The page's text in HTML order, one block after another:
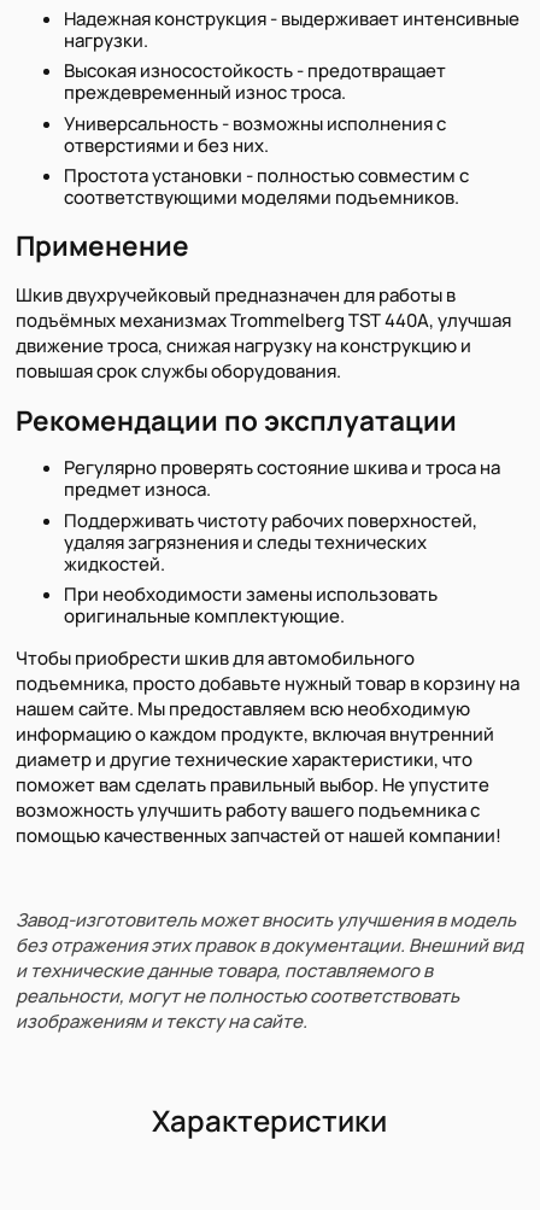
Надежная конструкция - выдерживает интенсивные
нагрузки.
Высокая износостойкость - предотвращает
преждевременный износ троса.
Универсальность - возможны исполнения с
отверстиями и без них.
Простота установки - полностью совместим с
соответствующими моделями подъемников.
Применение
Шкив двухручейковый предназначен для работы в
подъёмных механизмах Trommelberg TST 440A, улучшая
движение троса, снижая нагрузку на конструкцию и
повышая срок службы оборудования.
Рекомендации по эксплуатации
Регулярно проверять состояние шкива и троса на
предмет износа.
Поддерживать чистоту рабочих поверхностей,
удаляя загрязнения и следы технических
жидкостей.
При необходимости замены использовать
оригинальные комплектующие.
Чтобы приобрести шкив для автомобильного
подъемника, просто добавьте нужный товар в корзину на
нашем сайте. Мы предоставляем всю необходимую
информацию о каждом продукте, включая внутренний
диаметр и другие технические характеристики, что
поможет вам сделать правильный выбор. Не упустите
возможность улучшить работу вашего подъемника с
помощью качественных запчастей от нашей компании!
Завод-изготовитель может вносить улучшения в модель
без отражения этих правок в документации. Внешний вид
и технические данные товара, поставляемого в
реальности, могут не полностью соответствовать
изображениям и тексту на сайте.
Характеристики